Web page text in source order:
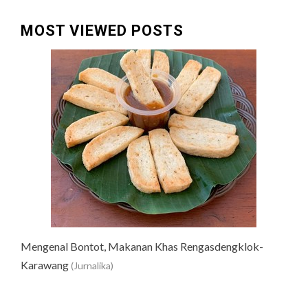
MOST VIEWED POSTS
Mengenal Bontot, Makanan Khas Rengasdengklok-
Karawang(Jurnalika)